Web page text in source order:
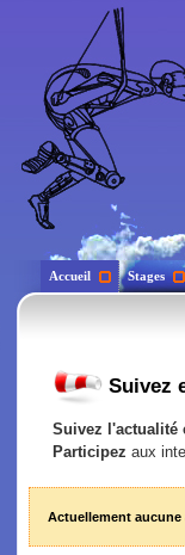
Accueil Stages
Suivez
Suivez l'actualité
Participez aux
Actuellement